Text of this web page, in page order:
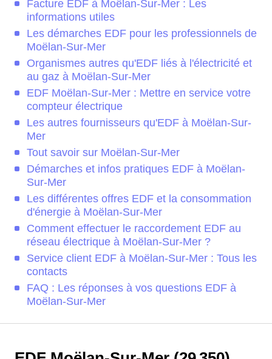
Facture EDF à Moëlan-Sur-Mer : Les
informations utiles
Les démarches EDF pour les professionnels de
Moëlan-Sur-Mer
Organismes autres qu'EDF liés à l'électricité et
au gaz à Moëlan-Sur-Mer
EDF Moëlan-Sur-Mer : Mettre en service votre
compteur électrique
Les autres fournisseurs qu'EDF à Moëlan-Sur-
Mer
Tout savoir sur Moëlan-Sur-Mer
Démarches et infos pratiques EDF à Moëlan-
Sur-Mer
Les différentes offres EDF et la consommation
d'énergie à Moëlan-Sur-Mer
Comment effectuer le raccordement EDF au
réseau électrique à Moëlan-Sur-Mer ?
Service client EDF à Moëlan-Sur-Mer : Tous les
contacts
FAQ : Les réponses à vos questions EDF à
Moëlan-Sur-Mer